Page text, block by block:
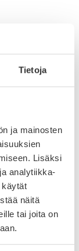
Tietoja
ja mainosten
Lisäksi
analytiikka-
käytät
näitä
tai joita on
ei ole
apteekissa